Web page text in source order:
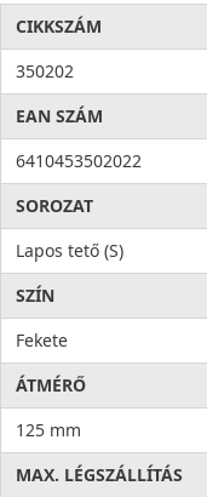
CIKKSZÁM
350202
EAN SZÁM
6410453502022
SOROZAT
Lapos tető (S)
SZÍN
Fekete
ÁTMÉRŐ
125 mm
MAX. LÉGSZÁLLÍTÁS